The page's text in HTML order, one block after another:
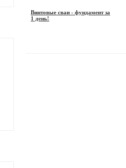
Винтовые сваи - фундамент за
1 день!